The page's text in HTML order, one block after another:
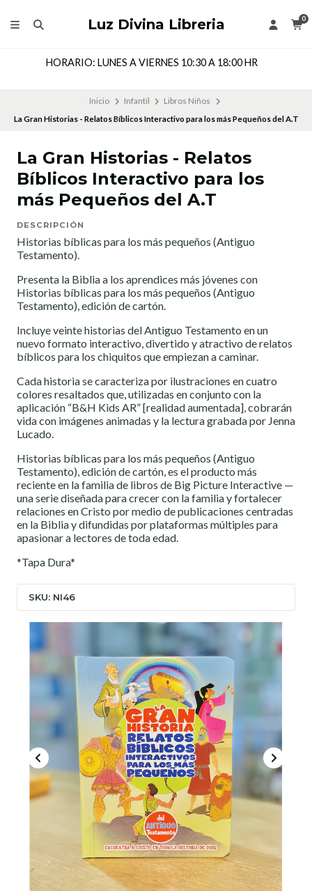
Luz Divina Libreria 0
HORARIO: LUNES A VIERNES 10:30 A 18:00 HR
Inicio Infantil
Libros Niños
La Gran Historias - Relatos Bíblicos Interactivo para los más Pequeños del A.T
La Gran Historias - Relatos
Bíblicos Interactivo para los
más Pequeños del A.T
DESCRIPCIÓN
Historias bíblicas para los más pequeños (Antiguo
Testamento).
Presenta la Biblia a los aprendices más jóvenes con
Historias bíblicas para los más pequeños (Antiguo
Testamento), edición de cartón.
Incluye veinte historias del Antiguo Testamento en un
nuevo formato interactivo, divertido y atractivo de relatos
bíblicos para los chiquitos que empiezan a caminar.
Cada historia se caracteriza por ilustraciones en cuatro
colores resaltados que, utilizadas en conjunto con la
aplicación “B&H Kids AR” [realidad aumentada], cobrarán
vida con imágenes animadas y la lectura grabada por Jenna
Lucado.
Historias bíblicas para los más pequeños (Antiguo
Testamento), edición de cartón, es el producto más
reciente en la familia de libros de Big Picture Interactive —
una serie diseñada para crecer con la familia y fortalecer
relaciones en Cristo por medio de publicaciones centradas
en la Biblia y difundidas por plataformas múltiples para
apasionar a lectores de toda edad.
*Tapa Dura*
SKU: NI46